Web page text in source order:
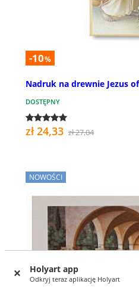
Holyart app
Odkryj teraz aplikację Holyart
-10%
Nadruk na drewnie Jezus
DOSTĘPNY
zł 24,33 zł 27,04
NOWOŚCI